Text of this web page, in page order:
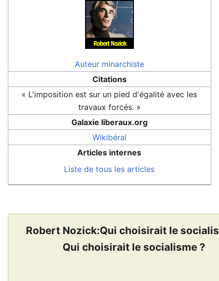
Auteur minarchiste
Citations
« L'imposition est sur un pied d'égalité avec les
travaux forcés. »
Galaxie liberaux.org
Wikibéral
Articles internes
Liste de tous les articles
Robert Nozick:Qui choisirait le
Qui choisirait le socialisme ?